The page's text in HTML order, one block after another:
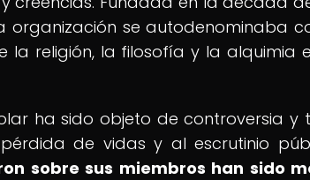
organización se autodenominaba
religión, la filosofía y la alquimia
ha sido objeto de controversia y
de vidas y al escrutinio
sobre sus miembros han sido